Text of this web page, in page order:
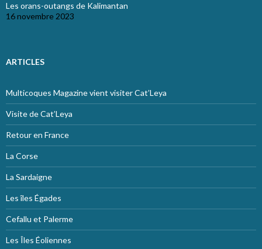
Les orans-outangs de Kalimantan
16 novembre 2023
ARTICLES
Multicoques Magazine vient visiter Cat’Leya
Visite de Cat’Leya
Retour en France
La Corse
La Sardaigne
Les îles Égades
Cefallu et Palerme
Les Îles Éoliennes